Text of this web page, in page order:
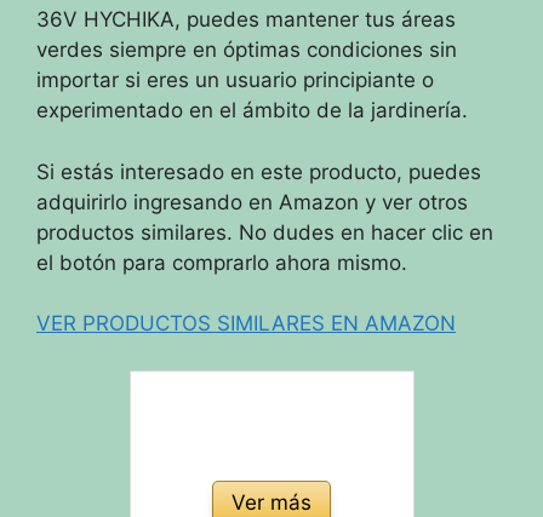
36V HYCHIKA, puedes mantener tus áreas
verdes siempre en óptimas condiciones sin
importar si eres un usuario principiante o
experimentado en el ámbito de la jardinería.
Si estás interesado en este producto, puedes
adquirirlo ingresando en Amazon y ver otros
productos similares. No dudes en hacer clic en
el botón para comprarlo ahora mismo.
VER PRODUCTOS SIMILARES EN AMAZON
Ver más